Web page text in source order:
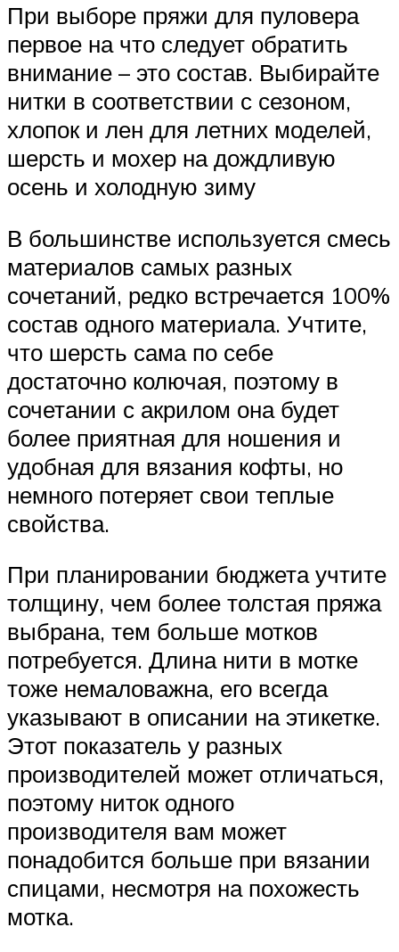
При выборе пряжи для пуловера
первое на что следует обратить
внимание – это состав. Выбирайте
нитки в соответствии с сезоном,
хлопок и лен для летних моделей,
шерсть и мохер на дождливую
осень и холодную зиму
В большинстве используется смесь
материалов самых разных
сочетаний, редко встречается 100%
состав одного материала. Учтите,
что шерсть сама по себе
достаточно колючая, поэтому в
сочетании с акрилом она будет
более приятная для ношения и
удобная для вязания кофты, но
немного потеряет свои теплые
свойства.
При планировании бюджета учтите
толщину, чем более толстая пряжа
выбрана, тем больше мотков
потребуется. Длина нити в мотке
тоже немаловажна, его всегда
указывают в описании на этикетке.
Этот показатель у разных
производителей может отличаться,
поэтому ниток одного
производителя вам может
понадобится больше при вязании
спицами, несмотря на похожесть
мотка.